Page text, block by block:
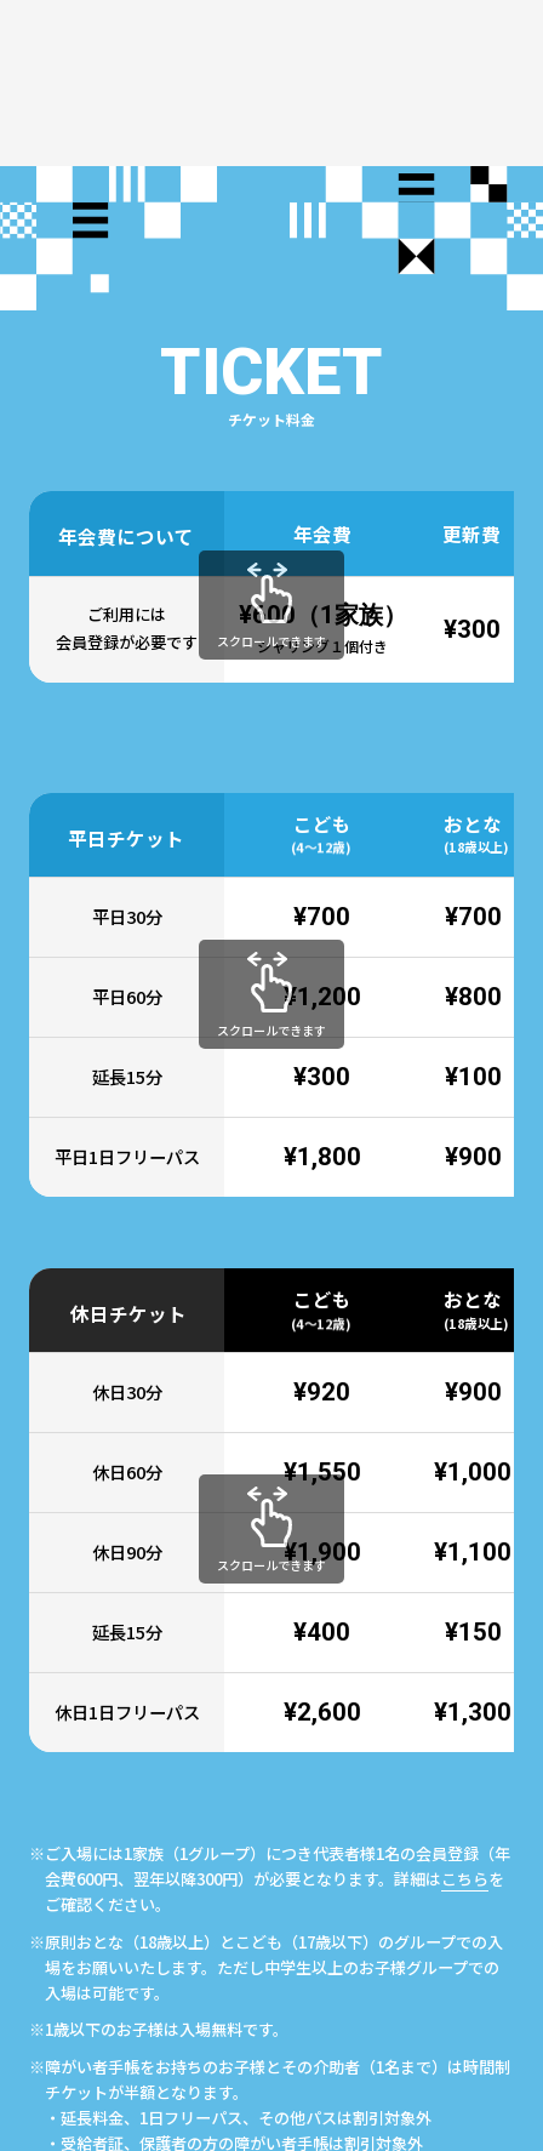
TICKET
チケット料金
年会費について 年会費 更新費
ご利用には
会員登録が必要です
¥600（1家族）
シャリング１個付き
¥300
スクロールできます
平日チケット
こども
(4～12歳)
おとな
(18歳以上)
平日30分 ¥700 ¥700
平日60分 ¥1,200 ¥800
延長15分 ¥300 ¥100
平日1日フリーパス ¥1,800 ¥900
スクロールできます
休日チケット
こども
(4～12歳)
おとな
(18歳以上)
休日30分 ¥920 ¥900
休日60分 ¥1,550 ¥1,000
休日90分 ¥1,900 ¥1,100
延長15分 ¥400 ¥150
休日1日フリーパス ¥2,600 ¥1,300
スクロールできます
※ご入場には1家族（1グループ）につき代表者様1名の会員登録（年
会費600円、翌年以降300円）が必要となります。詳細はこちらを
ご確認ください。
※原則おとな（18歳以上）とこども（17歳以下）のグループでの入
場をお願いいたします。ただし中学生以上のお子様グループでの
入場は可能です。
※1歳以下のお子様は入場無料です。
※障がい者手帳をお持ちのお子様とその介助者（1名まで）は時間制
チケットが半額となります。
・延長料金、1日フリーパス、その他パスは割引対象外
・受給者証、保護者の方の障がい者手帳は割引対象外